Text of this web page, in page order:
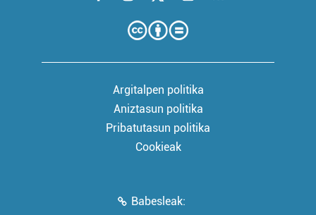
Argitalpen politika
Aniztasun politika
Pribatutasun politika
Cookieak
Babesleak: